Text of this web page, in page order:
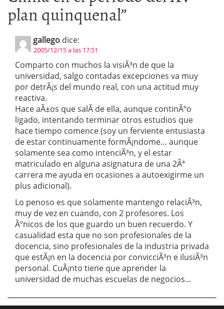
plan quinquenal”
gallego dice:
2005/12/15 a las 17:51
Comparto con muchos la visiÃ³n de que la
universidad, salgo contadas excepciones va muy
por detrÃ¡s del mundo real, con una actitud muy
reactiva.
Hace aÃ±os que salÃ­ de ella, aunque continÃºo
ligado, intentando terminar otros estudios que
hace tiempo comence (soy un ferviente entusiasta
de estar continuamente formÃ¡ndome… aunque
solamente sea como intenciÃ³n, y el estar
matriculado en alguna asignatura de una 2Âª
carrera me ayuda en ocasiones a autoexigirme un
plus adicional).
Lo penoso es que solamente mantengo relaciÃ³n,
muy de vez en cuando, con 2 profesores. Los
Ãºnicos de los que guardo un buen recuerdo. Y
casualidad esta que no son profesionales de la
docencia, sino profesionales de la industria privada
que estÃ¡n en la docencia por convicciÃ³n e ilusiÃ³n
personal. CuÃ¡nto tiene que aprender la
universidad de muchas escuelas de negocios…